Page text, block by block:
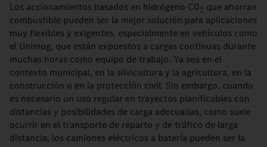
Los accionamientos basados en hidrógeno C02 que ahorran
combustible pueden ser la mejor solución para aplicaciones
muy flexibles y exigentes, especialmente en vehículos como
el Unimog, que están expuestos a cargas continuas durante
muchas horas como equipo de trabajo. Ya sea en el
contexto municipal, en la silvicultura y la agricultura, en la
construcción o en la protección civil. Sin embargo, cuando
es necesario un uso regular en trayectos planificables con
distancias y posibilidades de carga adecuadas, como suele
ocurrir en el transporte de reparto y de tráfico de larga
distancia, los camiones eléctricos a batería pueden ser la